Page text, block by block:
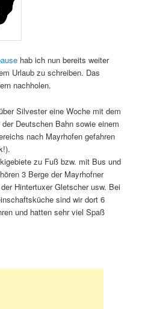
hab ich nun bereits weiter
Urlaub zu schreiben. Das
nachholen.
Silvester eine Woche mit dem
Deutschen Bahn sowie einem
nach Mayrhofen gefahren
zu Fuß bzw. mit Bus und
3 Berge der Mayrhofner
Hintertuxer Gletscher usw. Bei
sind wir dort 6
und hatten sehr viel Spaß